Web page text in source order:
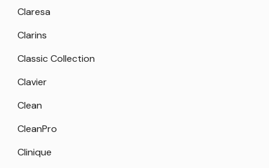
Claresa
Clarins
Classic Collection
Clavier
Clean
CleanPro
Clinique